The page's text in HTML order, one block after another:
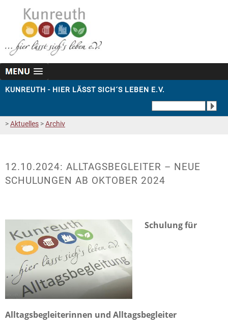
KUNREUTH - HIER LÄSST SICH´S LEBEN E.V.
>Aktuelles >Archiv
12.10.2024: ALLTAGSBEGLEITER – NEUE
SCHULUNGEN AB OKTOBER 2024
Schulung für
Alltagsbegleiterinnen und Alltagsbegleiter